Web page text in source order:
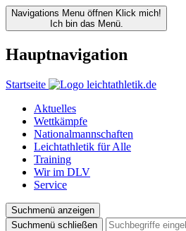
Navigations Menu öffnen Klick mich!
Ich bin das Menü.
Hauptnavigation
Startseite
Aktuelles
Wettkämpfe
Nationalmannschaften
Leichtathletik für Alle
Training
Wir im DLV
Service
Suchmenü anzeigen
Suchmenü schließen